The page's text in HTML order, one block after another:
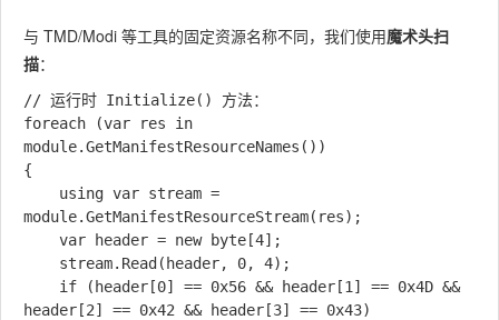
与 TMD/Modi 等工具的固定资源名称不同，我们使用魔术头扫
描：
// 运行时 Initialize() 方法：
foreach (var res in
module.GetManifestResourceNames())
{
module.GetManifestResourceStream(res);
header[2] == 0x42 && header[3] == 0x43)